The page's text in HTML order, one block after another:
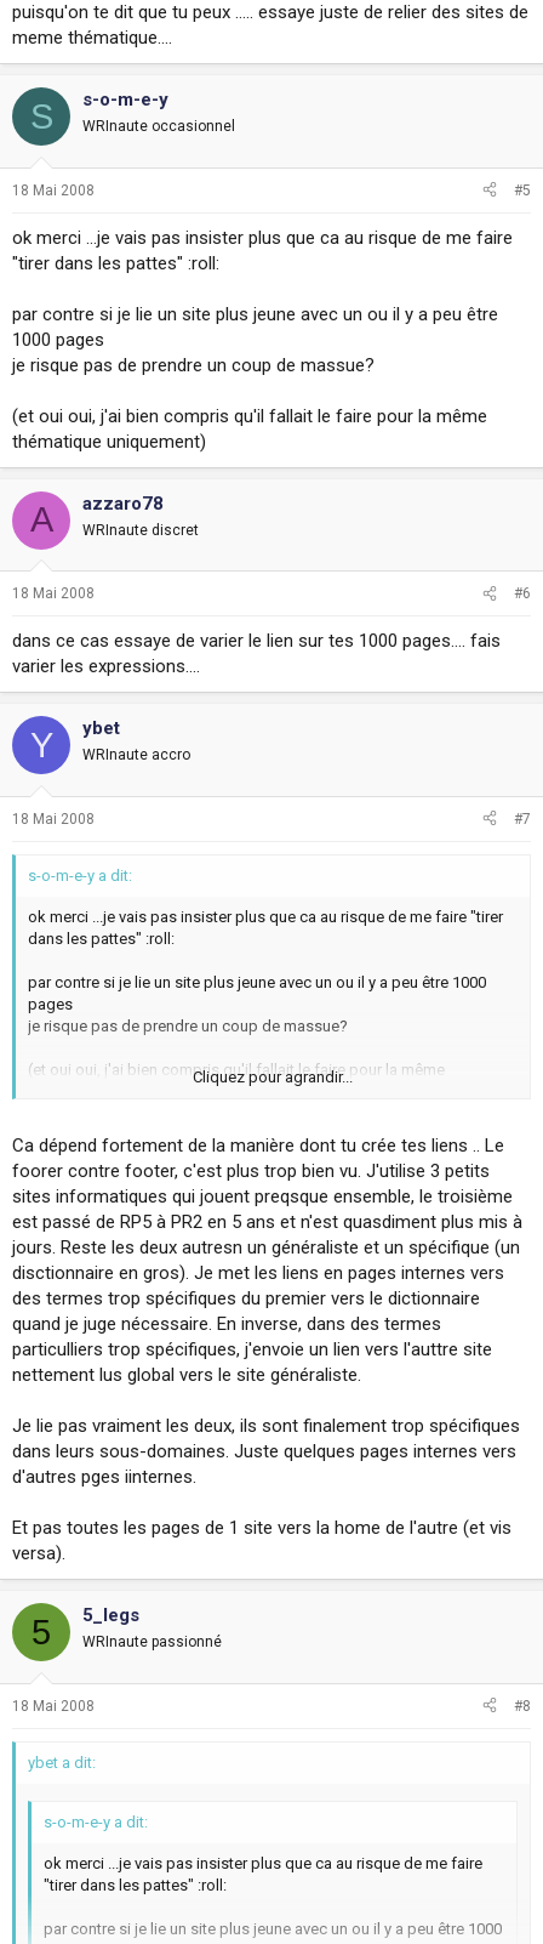
puisqu'on te dit que tu peux ..... essaye juste de relier des sites de
meme thématique....
S s-o-m-e-y
WRInaute occasionnel
18 Mai 2008 #5
ok merci ...je vais pas insister plus que ca au risque de me faire
"tirer dans les pattes" :roll:
par contre si je lie un site plus jeune avec un ou il y a peu être
1000 pages
je risque pas de prendre un coup de massue?
(et oui oui, j'ai bien compris qu'il fallait le faire pour la même
thématique uniquement)
A azzaro78
WRInaute discret
18 Mai 2008 #6
dans ce cas essaye de varier le lien sur tes 1000 pages.... fais
varier les expressions....
Y ybet
WRInaute accro
18 Mai 2008 #7
s-o-m-e-y a dit:
ok merci ...je vais pas insister plus que ca au risque de me faire "tirer
dans les pattes" :roll:
par contre si je lie un site plus jeune avec un ou il y a peu être 1000
pages
je risque pas de prendre un coup de massue?
(et oui oui, j'ai bien compris qu'il fallait le faire pour la même
Cliquez pour agrandir...
Ca dépend fortement de la manière dont tu crée tes liens .. Le
foorer contre footer, c'est plus trop bien vu. J'utilise 3 petits
sites informatiques qui jouent preqsque ensemble, le troisième
est passé de RP5 à PR2 en 5 ans et n'est quasdiment plus mis à
jours. Reste les deux autresn un généraliste et un spécifique (un
disctionnaire en gros). Je met les liens en pages internes vers
des termes trop spécifiques du premier vers le dictionnaire
quand je juge nécessaire. En inverse, dans des termes
particulliers trop spécifiques, j'envoie un lien vers l'auttre site
nettement lus global vers le site généraliste.
Je lie pas vraiment les deux, ils sont finalement trop spécifiques
dans leurs sous-domaines. Juste quelques pages internes vers
d'autres pges iinternes.
Et pas toutes les pages de 1 site vers la home de l'autre (et vis
versa).
5 5_legs
WRInaute passionné
18 Mai 2008 #8
ybet a dit:
s-o-m-e-y a dit:
ok merci ...je vais pas insister plus que ca au risque de me faire
"tirer dans les pattes" :roll:
par contre si je lie un site plus jeune avec un ou il y a peu être 1000